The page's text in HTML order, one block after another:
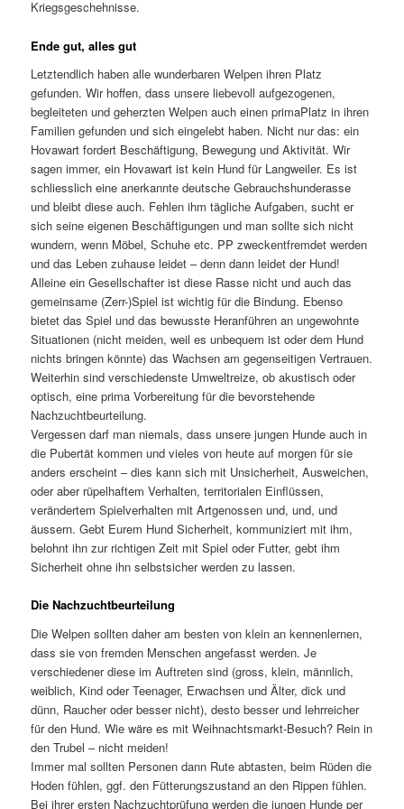
Kriegsgeschehnisse.
Ende gut, alles gut
Letztendlich haben alle wunderbaren Welpen ihren Platz
gefunden. Wir hoffen, dass unsere liebevoll aufgezogenen,
begleiteten und geherzten Welpen auch einen primaPlatz in ihren
Familien gefunden und sich eingelebt haben. Nicht nur das: ein
Hovawart fordert Beschäftigung, Bewegung und Aktivität. Wir
sagen immer, ein Hovawart ist kein Hund für Langweiler. Es ist
schliesslich eine anerkannte deutsche Gebrauchshunderasse
und bleibt diese auch. Fehlen ihm tägliche Aufgaben, sucht er
sich seine eigenen Beschäftigungen und man sollte sich nicht
wundern, wenn Möbel, Schuhe etc. PP zweckentfremdet werden
und das Leben zuhause leidet – denn dann leidet der Hund!
Alleine ein Gesellschafter ist diese Rasse nicht und auch das
gemeinsame (Zerr-)Spiel ist wichtig für die Bindung. Ebenso
bietet das Spiel und das bewusste Heranführen an ungewohnte
Situationen (nicht meiden, weil es unbequem ist oder dem Hund
nichts bringen könnte) das Wachsen am gegenseitigen Vertrauen.
Weiterhin sind verschiedenste Umweltreize, ob akustisch oder
optisch, eine prima Vorbereitung für die bevorstehende
Nachzuchtbeurteilung.
Vergessen darf man niemals, dass unsere jungen Hunde auch in
die Pubertät kommen und vieles von heute auf morgen für sie
anders erscheint – dies kann sich mit Unsicherheit, Ausweichen,
oder aber rüpelhaftem Verhalten, territorialen Einflüssen,
verändertem Spielverhalten mit Artgenossen und, und, und
äussern. Gebt Eurem Hund Sicherheit, kommuniziert mit ihm,
belohnt ihn zur richtigen Zeit mit Spiel oder Futter, gebt ihm
Sicherheit ohne ihn selbstsicher werden zu lassen.
Die Nachzuchtbeurteilung
Die Welpen sollten daher am besten von klein an kennenlernen,
dass sie von fremden Menschen angefasst werden. Je
verschiedener diese im Auftreten sind (gross, klein, männlich,
weiblich, Kind oder Teenager, Erwachsen und Älter, dick und
dünn, Raucher oder besser nicht), desto besser und lehrreicher
für den Hund. Wie wäre es mit Weihnachtsmarkt-Besuch? Rein in
den Trubel – nicht meiden!
Immer mal sollten Personen dann Rute abtasten, beim Rüden die
Hoden fühlen, ggf. den Fütterungszustand an den Rippen fühlen.
Bei ihrer ersten Nachzuchtprüfung werden die jungen Hunde per